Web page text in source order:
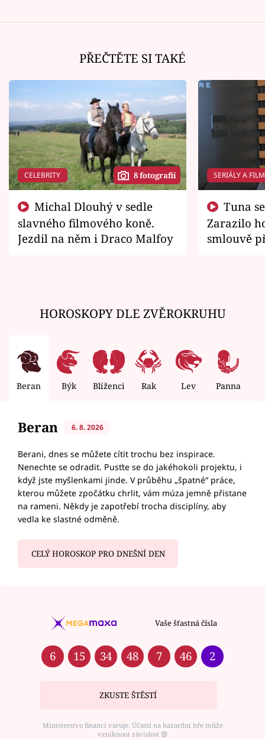
PŘEČTĚTE SI TAKÉ
CELEBRITY 8 fotografií
slavného filmového koně.
Jezdil na něm i Draco Malfoy
SERIÁLY A
Zarazilo
smlouvě
HOROSKOPY DLE ZVĚROKRUHU
Beran Býk Blíženci Rak Lev Panna
Beran 6. 8. 2026
Berani, dnes se můžete cítit trochu bez inspirace.
Nenechte se odradit. Pusťte se do jakéhokoli projektu, i
když jste myšlenkami jinde. V průběhu „špatné“ práce,
kterou můžete zpočátku chrlit, vám múza jemně přistane
na rameni. Někdy je zapotřebí trocha disciplíny, aby
vedla ke slastné odměně.
CELÝ HOROSKOP PRO DNEŠNÍ DEN
Vaše šťastná čísla
6 15 34 48 7 46 2
ZKUSTE ŠTĚSTÍ
Ministerstvo financí varuje: Účastí na hazardní hře může
vzniknout závislost ⑱